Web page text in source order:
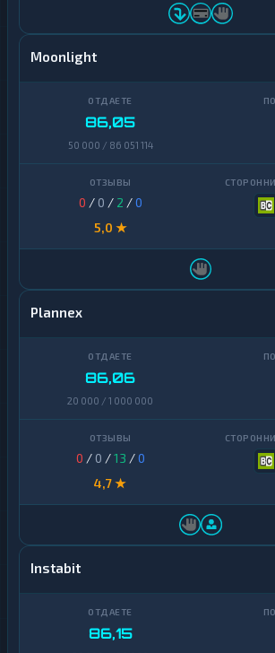
Moonlight
86,05
50 000 / 86 051 114
0 / 0 / 2 /0
5,0 ★
Plannex
86,06
20 000 / 1 000 000
0 / 0 /13 /0
4,7 ★
Instabit
86,15